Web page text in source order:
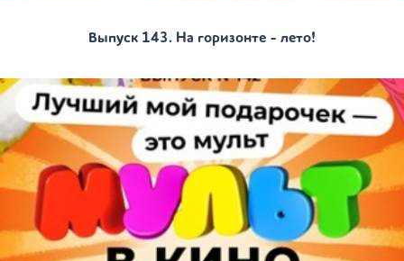
Выпуск 143. На горизонте - лето!